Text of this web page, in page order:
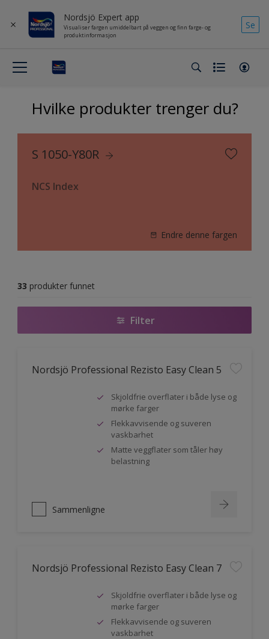
Nordsjö Expert app
Visualiser fargen umiddelbart på veggen og finn farge- og
produktinformasjon
Se
Hvilke produkter trenger du?
S 1050-Y80R
NCS Index
Endre denne fargen
33 produkter funnet
Filter
Nordsjö Professional Rezisto Easy Clean 5
Skjoldfrie overflater i både lyse og
mørke farger
Flekkavvisende og suveren
vaskbarhet
Matte veggflater som tåler høy
belastning
Sammenligne
Nordsjö Professional Rezisto Easy Clean 7
Skjoldfrie overflater i både lyse og
mørke farger
Flekkavvisende og suveren
vaskbarhet